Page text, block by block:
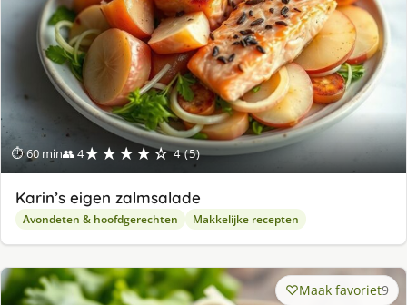
⏱ 60 min👥 4★★★★☆ 4 (5)
Karin’s eigen zalmsalade
Avondeten & hoofdgerechten Makkelijke recepten
Maak favoriet9